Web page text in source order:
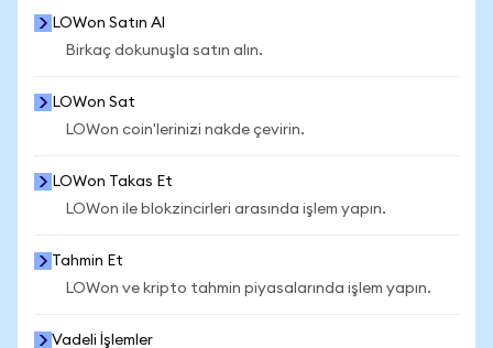
LOWon Satın Al
Birkaç dokunuşla satın alın.
LOWon Sat
LOWon coin'lerinizi nakde çevirin.
LOWon Takas Et
LOWon ile blokzincirleri arasında işlem yapın.
Tahmin Et
LOWon ve kripto tahmin piyasalarında işlem yapın.
Vadeli İşlemler